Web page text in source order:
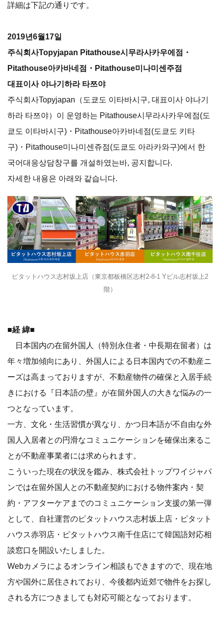
詳細は下記の通りです。
2019년6월17일
주식회사Topyjapan Pitathouse시무라사카우에점・
Pitathouse아카바네점・Pitathouse미나미센주점
대표이사 야나기하라 타쯔야
주식회사Topyjapan（도쿄도 이타바시구, 대표이사 야나기
하라 타쯔야）이 운영하는 Pitathouse시무라사카우에점(도
쿄도 이타바시구)・Pitathouse아카바네점(도쿄도 키타
구)・Pitathouse미나미센쥬점(도쿄도 아라카와구)에서 한
국어대응상담창구를 개설하였는바, 공지합니다.
자세한 내용은 아래와 같습니다.
ピタットハウス志村坂上店（東京都板橋区志村2-8-1 Yビル志村坂上2
階）
■経 緯■
日本国内の在留外国人（特別永住者・中長期在留者）は
年々増加傾向にあり、外国人による日本国内での不動産ニ
ーズは高まっておりますが、不動産物件の確保と入居手続
きにおける『日本語の壁』が在留外国人の大きな悩みの一
つとなっています。
一方、文化・生活習慣が異なり、かつ日本語が不自由な外
国人入居者との円滑なコミュニケーションを確保出来るこ
とが不動産事業者には求められます。
こういった現在の状況を鑑み、株式会社トップワイジャパ
ンでは在留外国人との不動産契約における物件案内・契
約・アフターケアまでのコミュニケーション支援の第一弾
として、自社運営のピタットハウス志村坂上店・ピタット
ハウス赤羽店・ピタットハウス南千住店にて韓国語対応相
談窓口を開設いたしました。
Webカメラによるオンライン相談もできますので、現在地
方や国外に居住されており、今後都内近郊で物件をお探し
される方につきましても対応可能となっております。